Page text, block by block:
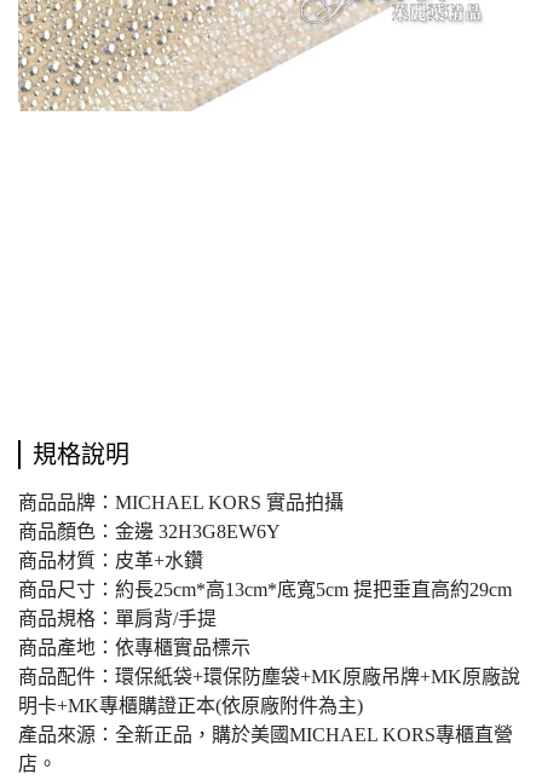
規格說明
商品品牌：MICHAEL KORS 實品拍攝
商品顏色：金邊 32H3G8EW6Y
商品材質：皮革+水鑽
商品尺寸：約長25cm*高13cm*底寬5cm 提把垂直高約29cm
商品規格：單肩背/手提
商品產地：依專櫃實品標示
商品配件：環保紙袋+環保防塵袋+MK原廠吊牌+MK原廠說
明卡+MK專櫃購證正本(依原廠附件為主)
產品來源：全新正品，購於美國MICHAEL KORS專櫃直營
店。